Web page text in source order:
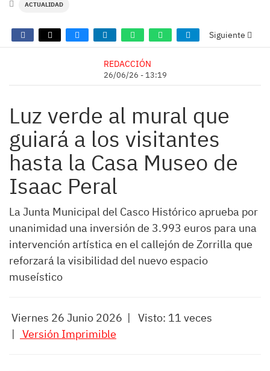
ACTUALIDAD
Siguiente
REDACCIÓN
26/06/26 - 13:19
Luz verde al mural que
guiará a los visitantes
hasta la Casa Museo de
Isaac Peral
La Junta Municipal del Casco Histórico aprueba por
unanimidad una inversión de 3.993 euros para una
intervención artística en el callejón de Zorrilla que
reforzará la visibilidad del nuevo espacio
museístico
Viernes 26 Junio 2026 | Visto: 11 veces
|
Versión Imprimible